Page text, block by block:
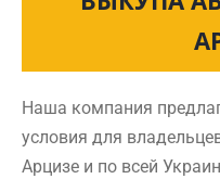
Наша компания
условия для
Арцизе и по всей